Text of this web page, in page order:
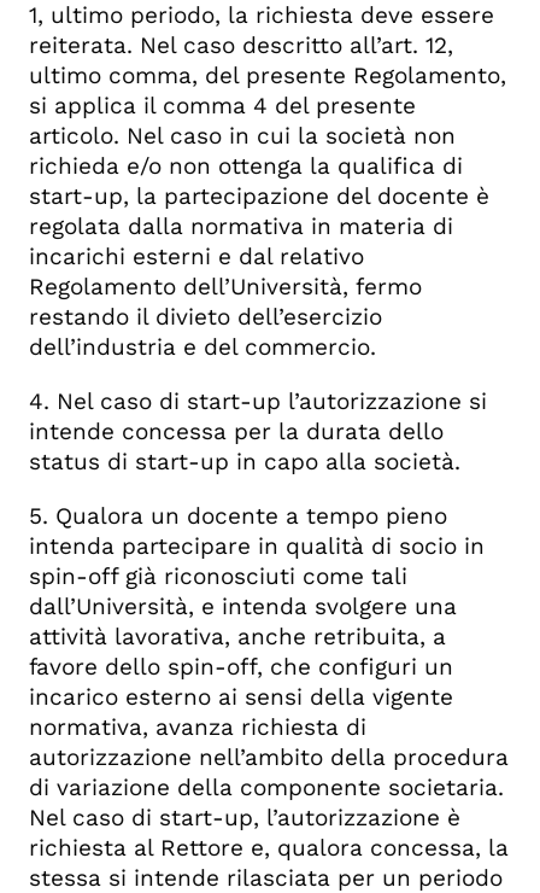
1, ultimo periodo, la richiesta deve essere
reiterata. Nel caso descritto all’art. 12,
ultimo comma, del presente Regolamento,
si applica il comma 4 del presente
articolo. Nel caso in cui la società non
richieda e/o non ottenga la qualifica di
start-up, la partecipazione del docente è
regolata dalla normativa in materia di
incarichi esterni e dal relativo
Regolamento dell’Università, fermo
restando il divieto dell’esercizio
dell’industria e del commercio.
4. Nel caso di start-up l’autorizzazione si
intende concessa per la durata dello
status di start-up in capo alla società.
5. Qualora un docente a tempo pieno
intenda partecipare in qualità di socio in
spin-off già riconosciuti come tali
dall’Università, e intenda svolgere una
attività lavorativa, anche retribuita, a
favore dello spin-off, che configuri un
incarico esterno ai sensi della vigente
normativa, avanza richiesta di
autorizzazione nell’ambito della procedura
di variazione della componente societaria.
Nel caso di start-up, l’autorizzazione è
richiesta al Rettore e, qualora concessa, la
stessa si intende rilasciata per un periodo